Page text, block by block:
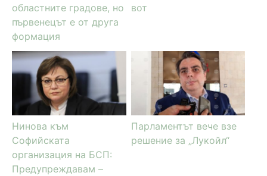
областните градове, но
първенецът е от друга
формация
вот
Нинова към
Софийската
организация на БСП:
Предупреждавам –
Парламентът вече взе
решение за „Лукойл“